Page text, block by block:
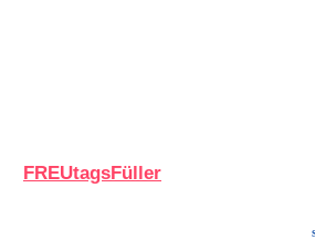
FREUtagsFüller